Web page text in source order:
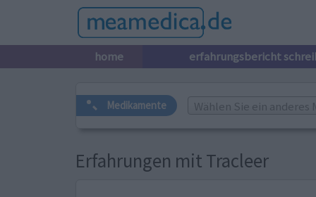
home erfahrungsbericht
Medikamente Wählen Sie ein anderes
Erfahrungen mit Tracleer